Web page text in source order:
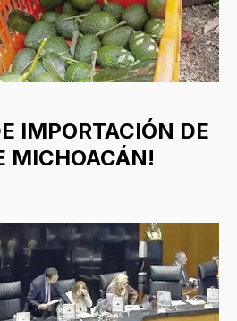
IMPORTACIÓN DE
MICHOACÁN!